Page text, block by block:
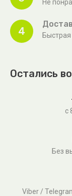
Не
4
Остались
с
Без
Viber /